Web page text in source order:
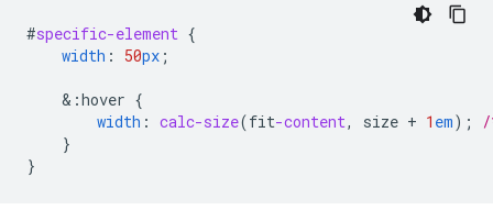
#specific-element {
width : 50px ;
& :hover {
width : calc-size(fit-content, size + 1 em);
}
}